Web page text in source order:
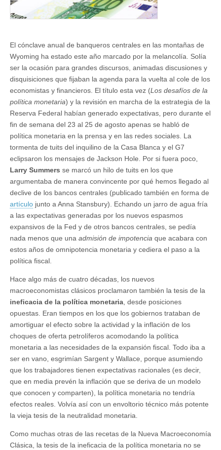
El cónclave anual de banqueros centrales en las montañas de
Wyoming ha estado este año marcado por la melancolía. Solía
ser la ocasión para grandes discursos, animadas discusiones y
disquisiciones que fijaban la agenda para la vuelta al cole de los
economistas y financieros. El título esta vez (Los desafíos de la
política monetaria) y la revisión en marcha de la estrategia de la
Reserva Federal habían generado expectativas, pero durante el
fin de semana del 23 al 25 de agosto apenas se habló de
política monetaria en la prensa y en las redes sociales. La
tormenta de tuits del inquilino de la Casa Blanca y el G7
eclipsaron los mensajes de Jackson Hole. Por si fuera poco,
Larry Summers se marcó un hilo de tuits en los que
argumentaba de manera convincente por qué hemos llegado al
declive de los bancos centrales (publicado también en forma de
artículo junto a Anna Stansbury). Echando un jarro de agua fría
a las expectativas generadas por los nuevos espasmos
expansivos de la Fed y de otros bancos centrales, se pedía
nada menos que una admisión de impotencia que acabara con
estos años de omnipotencia monetaria y cediera el paso a la
política fiscal.
Hace algo más de cuatro décadas, los nuevos
macroeconomistas clásicos proclamaron también la tesis de la
ineficacia de la política monetaria , desde posiciones
opuestas. Eran tiempos en los que los gobiernos trataban de
amortiguar el efecto sobre la actividad y la inflación de los
choques de oferta petrolíferos acomodando la política
monetaria a las necesidades de la expansión fiscal. Todo iba a
ser en vano, esgrimían Sargent y Wallace, porque asumiendo
que los trabajadores tienen expectativas racionales (es decir,
que en media prevén la inflación que se deriva de un modelo
que conocen y comparten), la política monetaria no tendría
efectos reales. Volvía así con un envoltorio técnico más potente
la vieja tesis de la neutralidad monetaria.
Como muchas otras de las recetas de la Nueva Macroeconomía
Clásica, la tesis de la ineficacia de la política monetaria no se